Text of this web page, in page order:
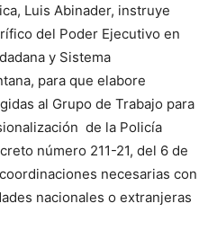
Luis Abinader, instruye
del Poder Ejecutivo en
y Sistema
para que elabore
al Grupo de Trabajo para
de la Policía
número 211-21, del 6 de
necesarias con
nacionales o extranjeras